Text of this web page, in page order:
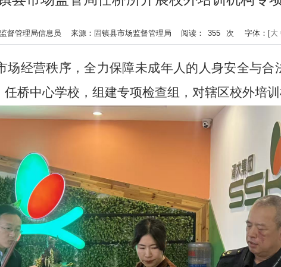
督管理局信息员 来源：固镇县市场监督管理局 阅读： 355 次 字体：[大
场经营秩序，全力保障未成年人的人身安全与合
任桥中心学校， 组建专项检查组，对辖区校外培